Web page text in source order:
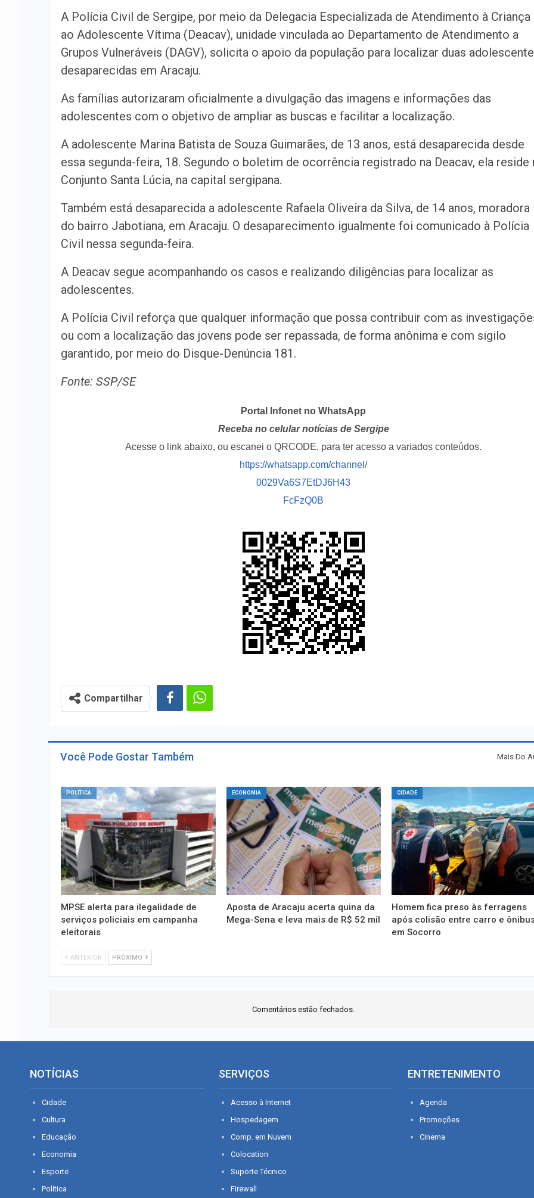
A Polícia Civil de Sergipe, por meio da Delegacia Especializada de Atendimento à Criança
ao Adolescente Vítima (Deacav), unidade vinculada ao Departamento de Atendimento a
Grupos Vulneráveis (DAGV), solicita o apoio da população para localizar duas
desaparecidas em Aracaju.
As famílias autorizaram oficialmente a divulgação das imagens e informações das
adolescentes com o objetivo de ampliar as buscas e facilitar a localização.
A adolescente Marina Batista de Souza Guimarães, de 13 anos, está desaparecida desde
essa segunda-feira, 18. Segundo o boletim de ocorrência registrado na Deacav, ela reside
Conjunto Santa Lúcia, na capital sergipana.
Também está desaparecida a adolescente Rafaela Oliveira da Silva, de 14 anos, moradora
do bairro Jabotiana, em Aracaju. O desaparecimento igualmente foi comunicado à Polícia
Civil nessa segunda-feira.
A Deacav segue acompanhando os casos e realizando diligências para localizar as
adolescentes.
A Polícia Civil reforça que qualquer informação que possa contribuir com as
ou com a localização das jovens pode ser repassada, de forma anônima e com sigilo
garantido, por meio do Disque-Denúncia 181.
Fonte: SSP/SE
Portal Infonet no WhatsApp
Receba no celular notícias de Sergipe
Acesse o link abaixo, ou escanei o QRCODE, para ter acesso a variados conteúdos.
https://whatsapp.com/channel/
0029Va6S7EtDJ6H43
FcFzQ0B
Compartilhar
Você Pode Gostar Também Mais Do
POLÍTICA
MPSE alerta para ilegalidade de
serviços policiais em campanha
eleitorais
ECONOMIA
Aposta de Aracaju acerta quina da
Mega-Sena e leva mais de R$ 52 mil
CIDADE
Homem fica preso às ferragens
após colisão entre carro e
em Socorro
ANTERIOR PRÓXIMO
Comentários estão fechados.
NOTÍCIAS
Cidade
Cultura
Educação
Economia
Esporte
Política
SERVIÇOS
Acesso à Internet
Hospedagem
Comp. em Nuvem
Colocation
Suporte Técnico
Firewall
ENTRETENIMENTO
Agenda
Promoções
Cinema